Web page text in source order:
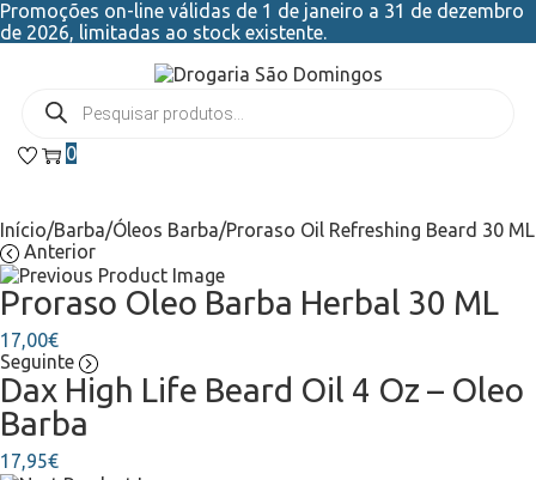
Promoções on-line válidas de 1 de janeiro a 31 de dezembro
de 2026, limitadas ao stock existente.
0
Início/Barba/Óleos Barba/Proraso Oil Refreshing Beard 30 ML
Anterior
Proraso Oleo Barba Herbal 30 ML
17,00€
Seguinte
Dax High Life Beard Oil 4 Oz – Oleo
Barba
17,95€